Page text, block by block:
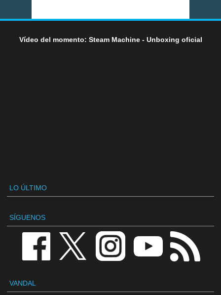
Vídeo del momento: Steam Machine - Unboxing oficial
LO ÚLTIMO
SÍGUENOS
VANDAL